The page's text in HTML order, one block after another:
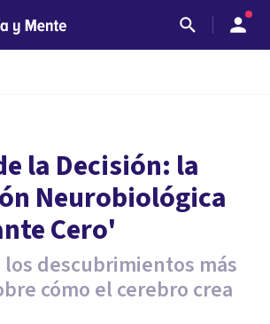
la Decisión: la
Neurobiológica
Cero'
los descubrimientos más
cómo el cerebro crea